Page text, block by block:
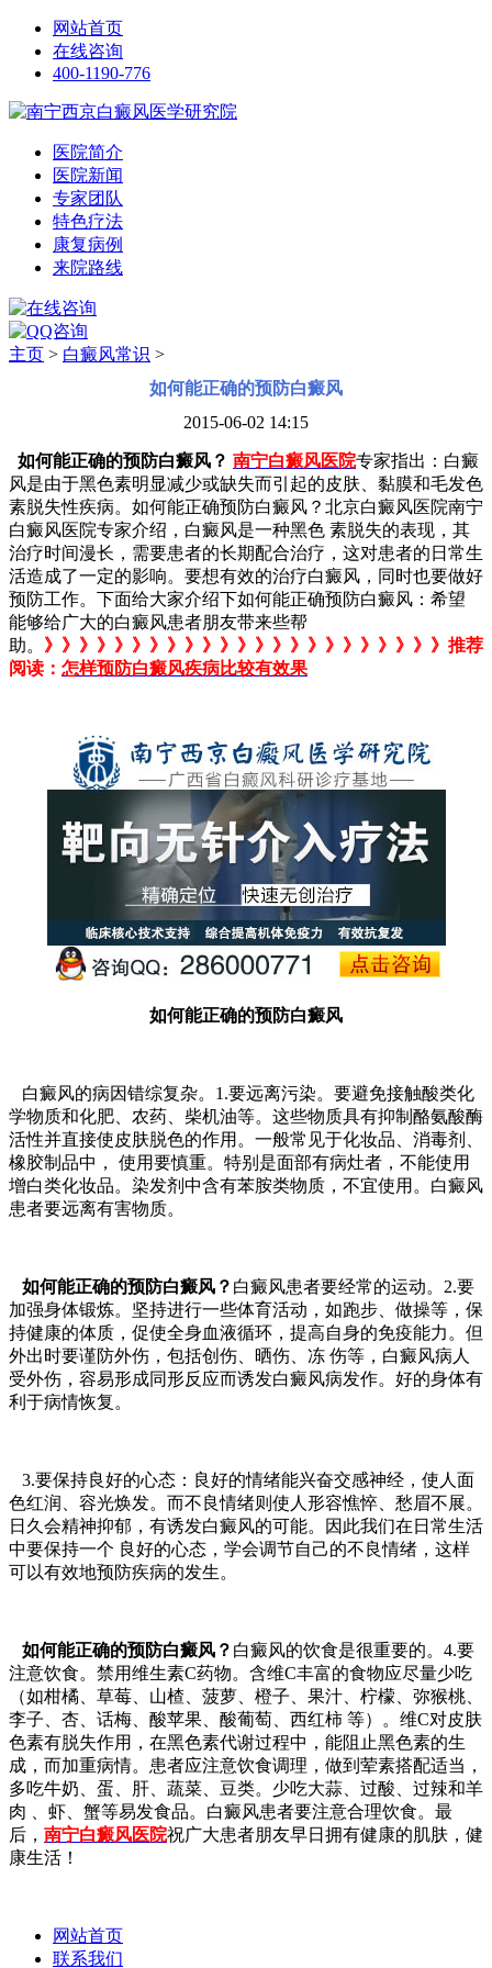
网站首页
在线咨询
400-1190-776
医院简介
医院新闻
专家团队
特色疗法
康复病例
来院路线
主页 > 白癜风常识 >
如何能正确的预防白癜风
2015-06-02 14:15
如何能正确的预防白癜风？ 南宁白癜风医院专家指出：白癜
风是由于黑色素明显减少或缺失而引起的皮肤、黏膜和毛发色
素脱失性疾病。如何能正确预防白癜风？北京白癜风医院南宁
白癜风医院专家介绍，白癜风是一种黑色 素脱失的表现，其
治疗时间漫长，需要患者的长期配合治疗，这对患者的日常生
活造成了一定的影响。要想有效的治疗白癜风，同时也要做好
预防工作。下面给大家介绍下如何能正确预防白癜风：希望
能够给广大的白癜风患者朋友带来些帮
助。 》》》》》》》》》》》》》》》》》》》》》》》推荐
阅读： 怎样预防白癜风疾病比较有效果
如何能正确的预防白癜风
白癜风的病因错综复杂。1.要远离污染。要避免接触酸类化
学物质和化肥、农药、柴机油等。这些物质具有抑制酪氨酸酶
活性并直接使皮肤脱色的作用。一般常见于化妆品、消毒剂、
橡胶制品中， 使用要慎重。特别是面部有病灶者，不能使用
增白类化妆品。染发剂中含有苯胺类物质，不宜使用。白癜风
患者要远离有害物质。
如何能正确的预防白癜风？ 白癜风患者要经常的运动。2.要
加强身体锻炼。坚持进行一些体育活动，如跑步、做操等，保
持健康的体质，促使全身血液循环，提高自身的免疫能力。但
外出时要谨防外伤，包括创伤、晒伤、冻 伤等，白癜风病人
受外伤，容易形成同形反应而诱发白癜风病发作。好的身体有
利于病情恢复。
3.要保持良好的心态：良好的情绪能兴奋交感神经，使人面
色红润、容光焕发。而不良情绪则使人形容憔悴、愁眉不展。
日久会精神抑郁，有诱发白癜风的可能。因此我们在日常生活
中要保持一个 良好的心态，学会调节自己的不良情绪，这样
可以有效地预防疾病的发生。
如何能正确的预防白癜风？ 白癜风的饮食是很重要的。4.要
注意饮食。禁用维生素C药物。含维C丰富的食物应尽量少吃
（如柑橘、草莓、山楂、菠萝、橙子、果汁、柠檬、弥猴桃、
李子、杏、话梅、酸苹果、酸葡萄、西红柿 等）。维C对皮肤
色素有脱失作用，在黑色素代谢过程中，能阻止黑色素的生
成，而加重病情。患者应注意饮食调理，做到荤素搭配适当，
多吃牛奶、蛋、肝、蔬菜、豆类。少吃大蒜、过酸、过辣和羊
肉 、虾、蟹等易发食品。白癜风患者要注意合理饮食。最
后， 南宁白癜风医院祝广大患者朋友早日拥有健康的肌肤，健
康生活！
网站首页
联系我们